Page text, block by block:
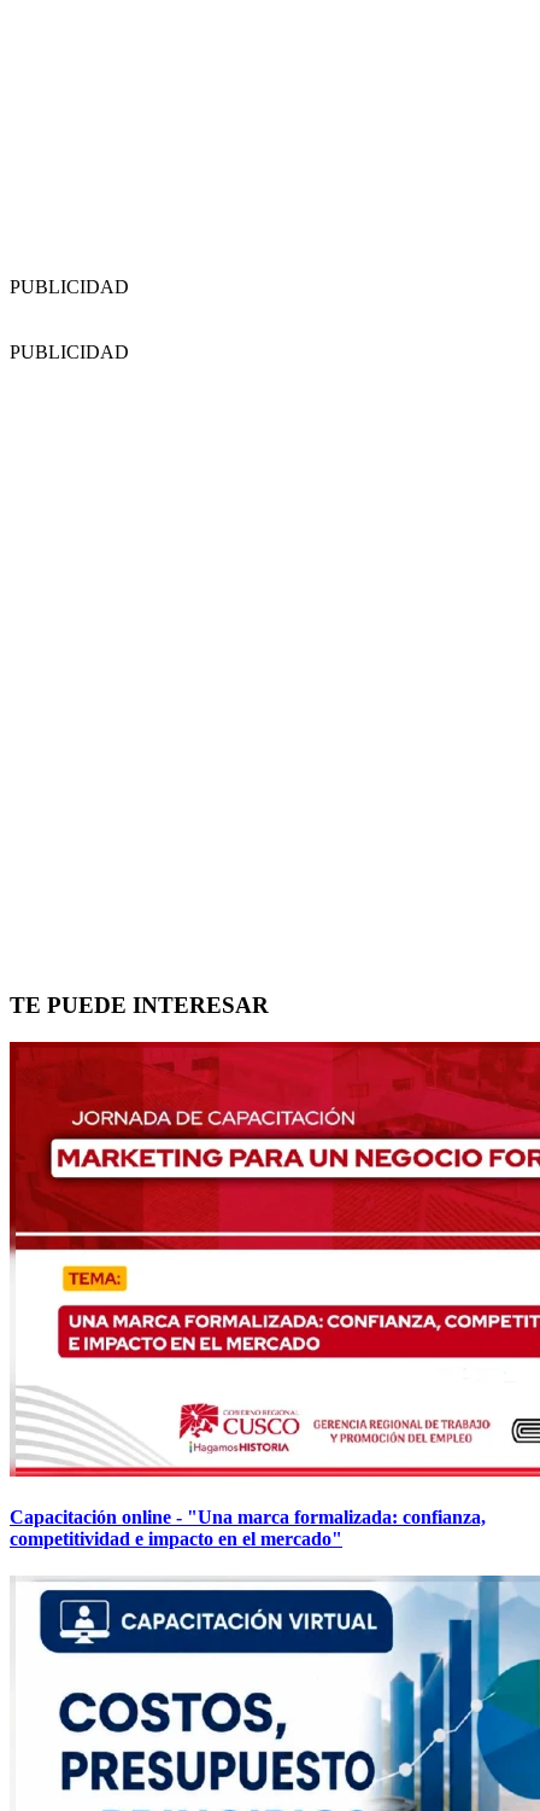
PUBLICIDAD
PUBLICIDAD
TE PUEDE INTERESAR
Capacitación online - "Una marca formalizada: confianza,
competitividad e impacto en el mercado"